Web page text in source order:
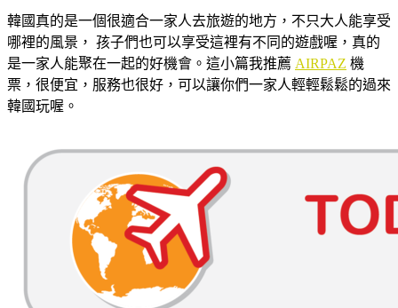
韓國真的是一個很適合一家人去旅遊的地方，不只大人能享受
哪裡的風景， 孩子們也可以享受這裡有不同的遊戲喔，真的
是一家人能聚在一起的好機會。這小篇我推薦 AIRPAZ 機
票，很便宜，服務也很好，可以讓你們一家人輕輕鬆鬆的過來
韓國玩喔。